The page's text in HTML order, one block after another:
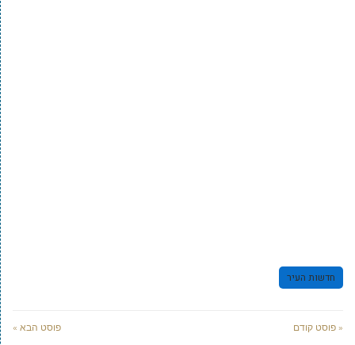
חדשות העיר
« פוסט קודם פוסט הבא »